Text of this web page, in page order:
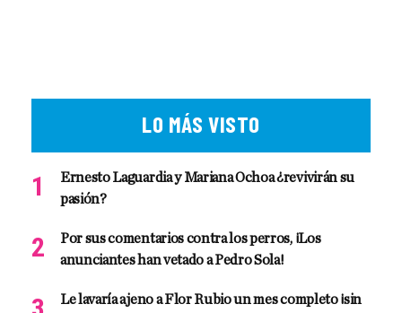
LO MÁS VISTO
Ernesto Laguardia y Mariana Ochoa ¿revivirán su
pasión?
Por sus comentarios contra los perros, ¡Los
anunciantes han vetado a Pedro Sola!
Le lavaría ajeno a Flor Rubio un mes completo ¡sin